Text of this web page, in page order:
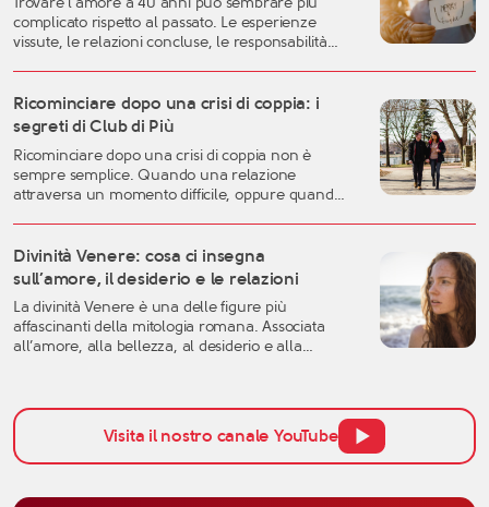
complicato rispetto al passato. Le esperienze
vissute, le relazioni concluse, le responsabilità
fase della vita può rappresentare uno dei
momenti migliori per costruire una relazione
autentica, consapevole e duratura. A
quarant’anni si possiedono generalmente una
[…]
Ricominciare dopo una crisi di coppia: i
segreti di Club di Più
Ricominciare dopo una crisi di coppia non è
sempre semplice. Quando una relazione
attraversa un momento difficile, oppure quando
crisi sentimentale può mettere in discussione
molte certezze: l’idea che avevamo dell’amore, la
fiducia nell’altra persona, ma anche la
percezione […]
Divinità Venere: cosa ci insegna
sull’amore, il desiderio e le relazioni
La divinità Venere è una delle figure più
affascinanti della mitologia romana. Associata
all’amore, alla bellezza, al desiderio e alla
profonda, capace di muovere le persone,
orientare le scelte e trasformare i legami. Parlare
oggi della divinità Venere significa quindi riflettere
su un […]
Visita il nostro canale YouTube